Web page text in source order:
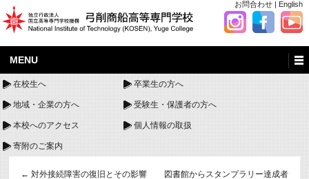
お問合わせ | English
MENU
在校生へ 卒業生の方へ
地域・企業の方へ 受験生・保護者の方へ
本校へのアクセス 個人情報の取扱
寄附のご案内
← 対外接続障害の復旧とその影響 図書館からスタンプラリー達成者